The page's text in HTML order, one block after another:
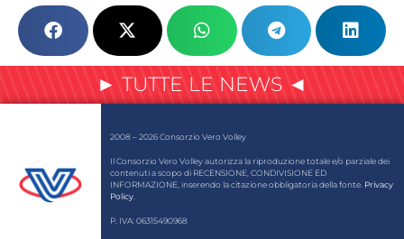
► TUTTE LE NEWS ◄
2008 – 2026 Consorzio Vero Volley
Il Consorzio Vero Volley autorizza la riproduzione totale e/o parziale dei
contenuti a scopo di RECENSIONE, CONDIVISIONE ED
INFORMAZIONE, inserendo la citazione obbligatoria della fonte. Privacy
Policy
P. IVA: 06315490968